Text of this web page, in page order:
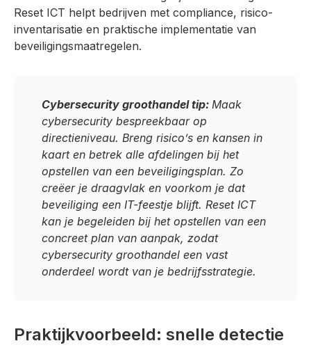
Reset ICT helpt bedrijven met compliance, risico-
inventarisatie en praktische implementatie van
beveiligingsmaatregelen.
Cybersecurity groothandel tip: Maak
cybersecurity bespreekbaar op
directieniveau. Breng risico’s en kansen in
kaart en betrek alle afdelingen bij het
opstellen van een beveiligingsplan. Zo
creëer je draagvlak en voorkom je dat
beveiliging een IT-feestje blijft. Reset ICT
kan je begeleiden bij het opstellen van een
concreet plan van aanpak, zodat
cybersecurity groothandel een vast
onderdeel wordt van je bedrijfsstrategie.
Praktijkvoorbeeld: snelle detectie